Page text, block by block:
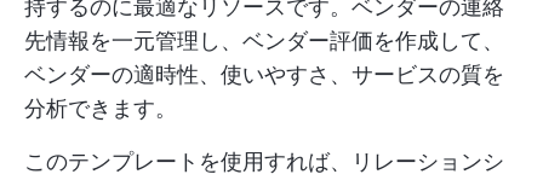
持するのに最適なリソースです。ベンダーの連絡
先情報を一元管理し、ベンダー評価を作成して、
ベンダーの適時性、使いやすさ、サービスの質を
分析できます。
このテンプレートを使用すれば、リレーションシ